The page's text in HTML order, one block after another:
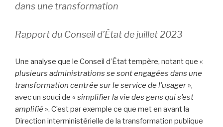
dans une transformation
Rapport du Conseil d’État de juillet 2023
Une analyse que le Conseil d’État tempère, notant que «
plusieurs administrations se sont engagées dans une
transformation centrée sur le service de l’usager »,
avec un souci de « simplifier la vie des gens qui s’est
amplifié ». C’est par exemple ce que met en avant la
Direction interministérielle de la transformation publique